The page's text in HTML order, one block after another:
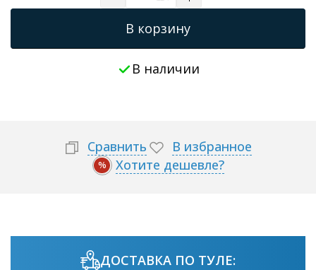
В корзину
В наличии
Сравнить В избранное
% Хотите дешевле?
ДОСТАВКА ПО ТУЛЕ: